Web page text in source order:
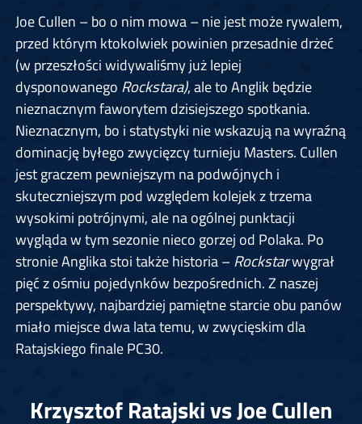
Joe Cullen – bo o nim mowa – nie jest może rywalem,
przed którym ktokolwiek powinien przesadnie drżeć
(w przeszłości widywaliśmy już lepiej
dysponowanego Rockstara), ale to Anglik będzie
nieznacznym faworytem dzisiejszego spotkania.
Nieznacznym, bo i statystyki nie wskazują na wyraźną
dominację byłego zwycięzcy turnieju Masters. Cullen
jest graczem pewniejszym na podwójnych i
skuteczniejszym pod względem kolejek z trzema
wysokimi potrójnymi, ale na ogólnej punktacji
wygląda w tym sezonie nieco gorzej od Polaka. Po
stronie Anglika stoi także historia –Rockstarwygrał
pięć z ośmiu pojedynków bezpośrednich. Z naszej
perspektywy, najbardziej pamiętne starcie obu panów
miało miejsce dwa lata temu, w zwycięskim dla
Ratajskiego finale PC30.
Krzysztof Ratajski vs Joe Cullen